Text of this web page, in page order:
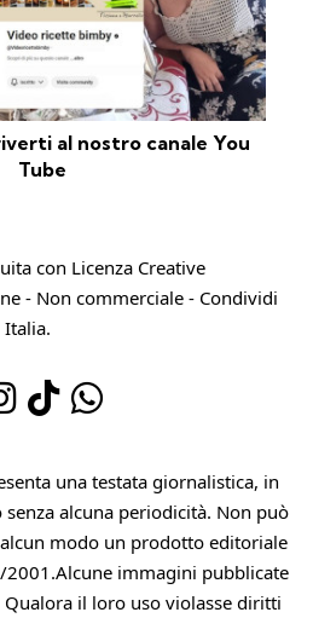
al nostro canale You
Tube
con Licenza Creative
- Non commerciale - Condividi
Italia.
una testata giornalistica, in
alcuna periodicità. Non può
modo un prodotto editoriale
2001.Alcune immagini pubblicate
il loro uso violasse diritti